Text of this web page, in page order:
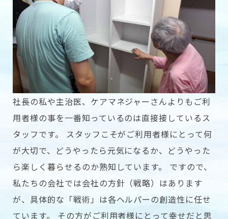
社長の私や主治医、ケアマネジャーさんよりもご利
用者様の事を一番知っているのは直接接しているス
タッフです。 スタッフこそがご利用者様にとって何
が大切で、どうやったら元気になるか、どうやった
ら楽しく暮らせるのか熟知しています。 ですので、
私たちの会社では会社の方針（戦略）はあります
が、具体的な「戦術」は各ヘルパーの創造性に任せ
ています。 その方がご利用者様にとって幸せだと思